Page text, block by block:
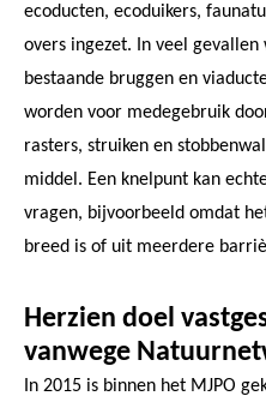
ecoducten, ecoduikers,
overs ingezet. In veel gevallen
bestaande bruggen en
worden voor medegebruik
rasters, struiken en
middel. Een knelpunt kan
vragen, bijvoorbeeld omdat
breed is of uit meerdere
Herzien doel
vanwege
In 2015 is binnen het MJPO